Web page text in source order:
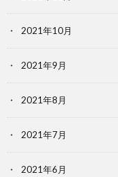
2021年10月
2021年9月
2021年8月
2021年7月
2021年6月